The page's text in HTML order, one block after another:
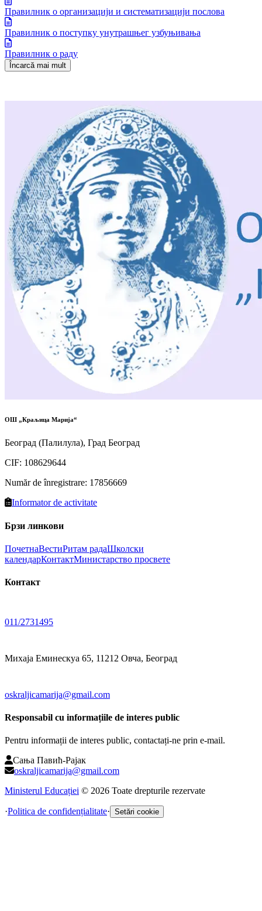
Правилник о организацији и систематизацији послова
Правилник о поступку унутрашњег узбуњивања
Правилник о раду
Încarcă mai mult
ОШ „Краљица Марија“
Београд (Палилула), Град Београд
CIF: 108629644
Număr de înregistrare: 17856669
Informator de activitate
Брзи линкови
ПочетнаВестиРитам радаШколски
календарКонтактМинистарство просвете
Контакт
011/2731495
Михаја Еминескуа 65, 11212 Овча, Београд
oskraljicamarija@gmail.com
Responsabil cu informațiile de interes public
Pentru informații de interes public, contactați-ne prin e-mail.
Сања Павић-Рајак
oskraljicamarija@gmail.com
Ministerul Educației © 2026 Toate drepturile rezervate
·Politica de confidențialitate· Setări cookie